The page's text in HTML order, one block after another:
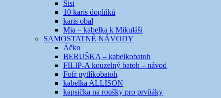
Sisi
10 karis doplňků
karis obal
Mia – kabelka k Mikuláši
SAMOSTATNÉ NÁVODY
Áčko
BERUŠKA – kabelkobatoh
FILIP-A kouzelný batoh – návod
Fofr pytlíkobatoh
kabelka ALLISON
kapsička na roušky pro prvňáky